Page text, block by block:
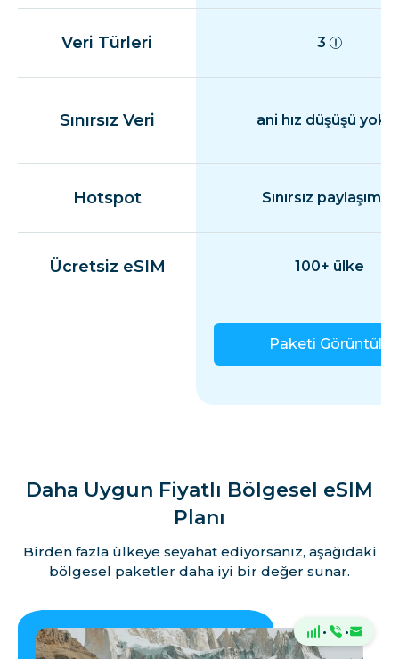
Veri Türleri 3
Sınırsız Veri ani hız düşüşü yok
Hotspot Sınırsız paylaşım
Ücretsiz eSIM 100+ ülke
Paketi Görüntüle
Daha Uygun Fiyatlı Bölgesel eSIM
Planı
Birden fazla ülkeye seyahat ediyorsanız, aşağıdaki
bölgesel paketler daha iyi bir değer sunar.
· ·